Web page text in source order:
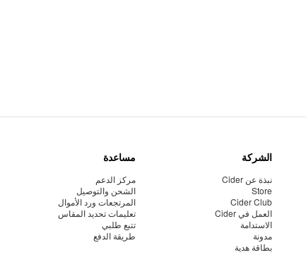
الشركة
نبذة عن Cider
Store
Cider Club
العمل في Cider
الاستدامة
مدونة
بطاقة هدية
مساعدة
مركز الدعم
الشحن والتوصيل
المرتجعات ورد الأموال
تعليمات تحديد المقاس
تتبع طلبي
طريقة الدفع